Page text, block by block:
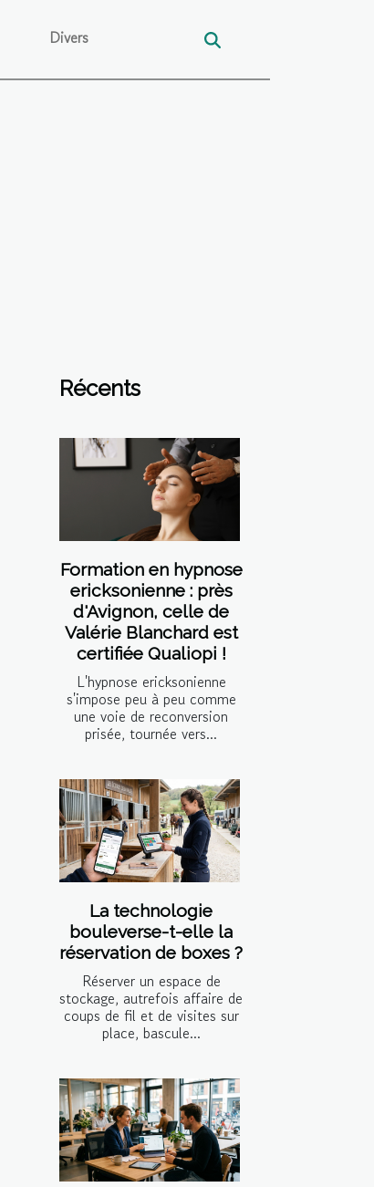
Divers
Récents
Formation en hypnose
ericksonienne : près
d'Avignon, celle de
Valérie Blanchard est
certifiée Qualiopi !
L'hypnose ericksonienne
s'impose peu à peu comme
une voie de reconversion
prisée, tournée vers...
La technologie
bouleverse-t-elle la
réservation de boxes ?
Réserver un espace de
stockage, autrefois affaire de
coups de fil et de visites sur
place, bascule...